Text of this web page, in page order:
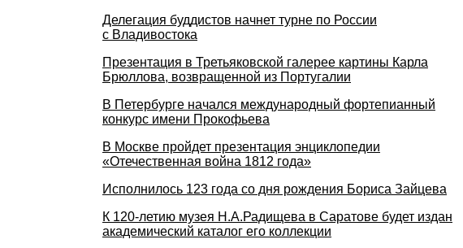
Делегация буддистов начнет турне по России
с Владивостока
Презентация в Третьяковской галерее картины Карла
Брюллова, возвращенной из Португалии
В Петербурге начался международный фортепианный
конкурс имени Прокофьева
В Москве пройдет презентация энциклопедии
«Отечественная война 1812 года»
Исполнилось 123 года со дня рождения Бориса Зайцева
К 120-летию музея Н.А.Радищева в Саратове будет издан
академический каталог его коллекции